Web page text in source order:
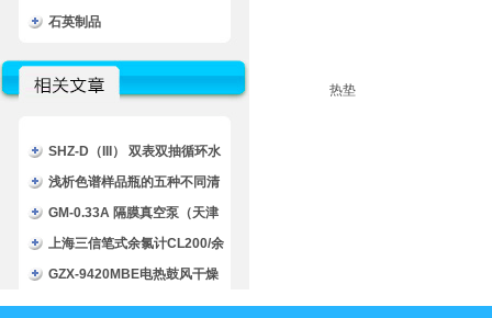
石英制品
SHZ-D（III） 双表双抽循环水
式真空泵/双表双抽真空泵
浅析色谱样品瓶的五种不同清
洗方法
GM-0.33A 隔膜真空泵（天津
津腾）/无油真空泵
上海三信笔式余氯计CL200/余
氯测定仪CL200技术文章
GZX-9420MBE电热鼓风干燥
箱/GZX-9420MBE博迅烘